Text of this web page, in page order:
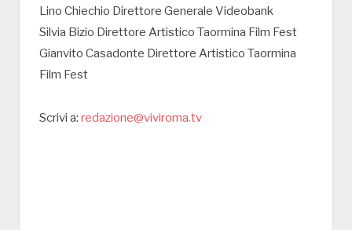
Lino Chiechio Direttore Generale Videobank
Silvia Bizio Direttore Artistico Taormina Film Fest
Gianvito Casadonte Direttore Artistico Taormina
Film Fest
Scrivi a: redazione@viviroma.tv